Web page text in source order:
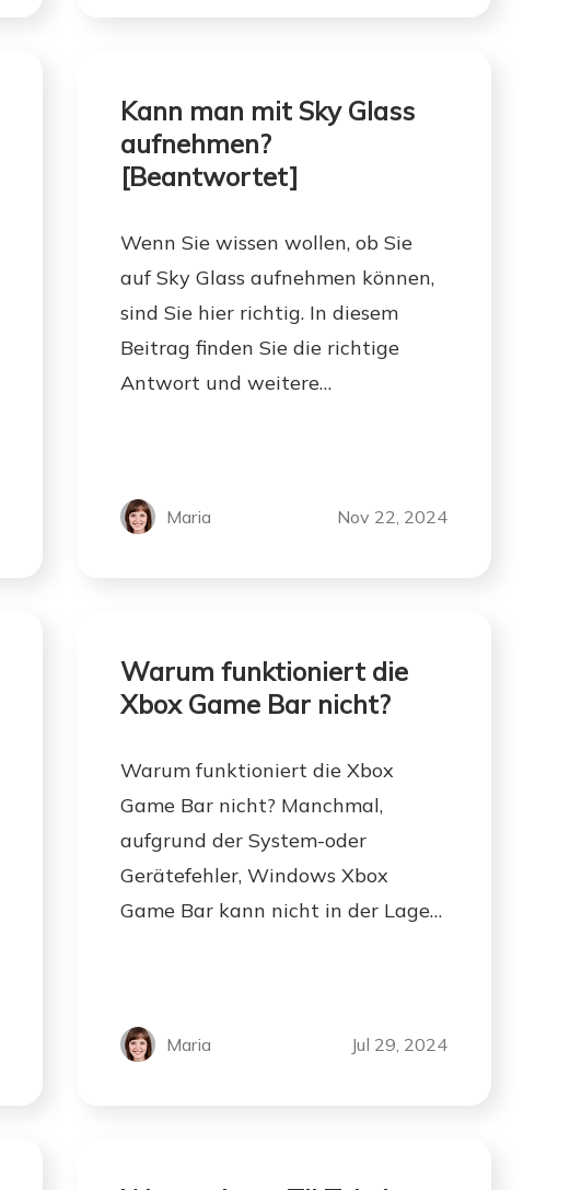
Kann man mit Sky Glass
aufnehmen?
[Beantwortet]
Wenn Sie wissen wollen, ob Sie
auf Sky Glass aufnehmen können,
sind Sie hier richtig. In diesem
Beitrag finden Sie die richtige
Antwort und weitere
Maria Nov 22, 2024
Warum funktioniert die
Xbox Game Bar nicht?
Warum funktioniert die Xbox
Game Bar nicht? Manchmal,
aufgrund der System-oder
Gerätefehler, Windows Xbox
Game Bar kann nicht in der Lage
beste Xbox Game Bar Alternative
Maria Jul 29, 2024